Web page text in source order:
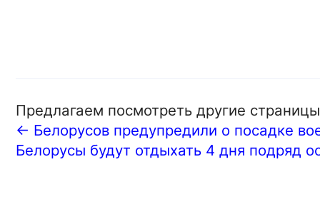
Предлагаем посмотреть другие
← Белорусов предупредили о посадке
Белорусы будут отдыхать 4 дня подряд
БИЗНЕС 15-01-2026 16:42:00
Как выбрать и установить
стальную и межкомнатную